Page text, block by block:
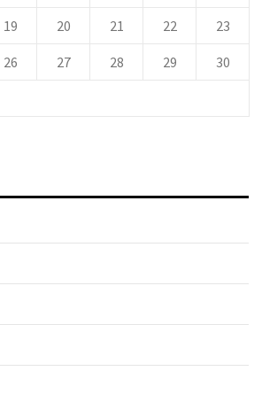
19 20 21 22 23
26 27 28 29 30